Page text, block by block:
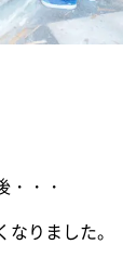
・・・
りました。